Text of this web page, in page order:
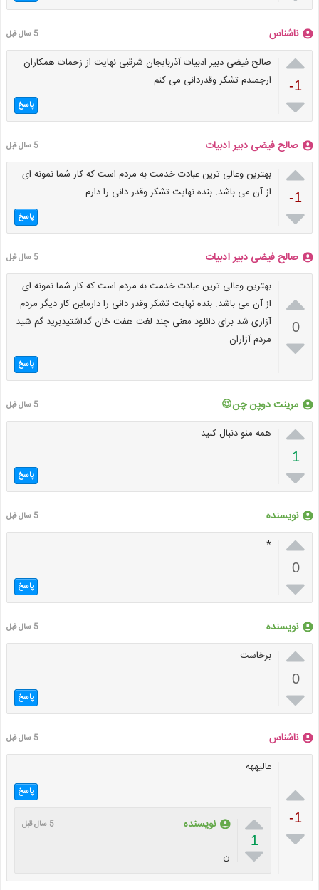
ناشناس 5 سال قبل

-1

صالح فیضی دبیر ادبیات آذربایجان شرقبی نهایت از زحمات همکاران
ارجمندم تشکر وقدردانی می کنم
پاسخ
صالح فیضی دبیر ادبیات 5 سال قبل

-1

بهترین وعالی ترین عبادت خدمت به مردم است که کار شما نمونه ای
از آن می باشد. بنده نهایت تشکر وقدر دانی را دارم
پاسخ
صالح فیضی دبیر ادبیات 5 سال قبل

0

بهترین وعالی ترین عبادت خدمت به مردم است که کار شما نمونه ای
از آن می باشد. بنده نهایت تشکر وقدر دانی را دارماین کار دیگر مردم
آزاری شد برای دانلود معنی چند لغت هفت خان گذاشتیدبرید گم شید
مردم آزاران…….
پاسخ
مرینت دوپن چن😍 5 سال قبل

1

همه منو دنبال کنید
پاسخ
نویسنده 5 سال قبل

0

*
پاسخ
نویسنده 5 سال قبل

0

برخاست
پاسخ
ناشناس 5 سال قبل

-1

عالیههه
پاسخ

1

نویسنده 5 سال قبل
ن